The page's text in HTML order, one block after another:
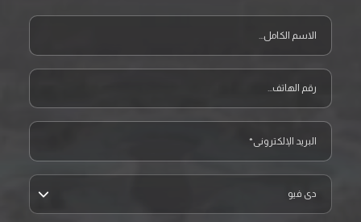
نموذج تواصل معنا
الاسم الكامل
رقم الهاتف
البريد الإلكتروني
المشروع